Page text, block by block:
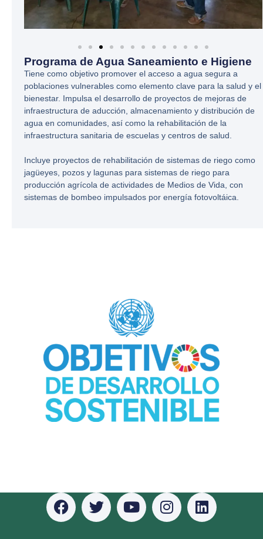
Programa de Agua Saneamiento e Higiene
Tiene como objetivo promover el acceso a agua segura a
poblaciones vulnerables como elemento clave para la salud y el
bienestar. Impulsa el desarrollo de proyectos de mejoras de
infraestructura de aducción, almacenamiento y distribución de
agua en comunidades, así como la rehabilitación de la
infraestructura sanitaria de escuelas y centros de salud.
Incluye proyectos de rehabilitación de sistemas de riego como
jagüeyes, pozos y lagunas para sistemas de riego para
producción agrícola de actividades de Medios de Vida, con
sistemas de bombeo impulsados por energía fotovoltáica.